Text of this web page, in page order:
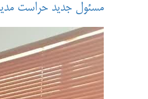
مسئول جدید حراست